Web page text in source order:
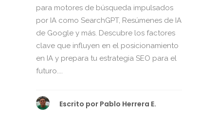
para motores de búsqueda impulsados
por IA como SearchGPT, Resúmenes de IA
de Google y más. Descubre los factores
clave que influyen en el posicionamiento
en IA y prepara tu estrategia SEO para el
futuro....
Escrito por Pablo Herrera E.